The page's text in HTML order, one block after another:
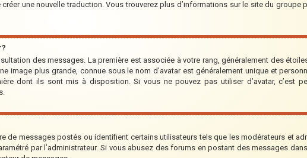
une nouvelle traduction. Vous trouverez plus d’informations sur le site du groupe
des messages. La première est associée à votre rang, généralement des
image plus grande, connue sous le nom d’avatar est généralement unique et
dont ils sont mis à disposition. Si vous ne pouvez pas utiliser d’avatar, c’est
de messages postés ou identifient certains utilisateurs tels que les modérateurs et
par l’administrateur. Si vous abusez des forums en postant des messages